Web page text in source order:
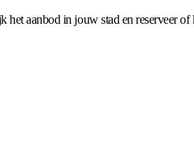
aanbod in jouw stad en reserveer